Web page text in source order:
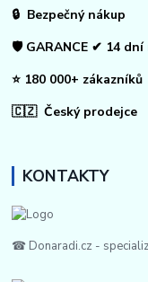
🔒 Bezpečný nákup
🛡️ GARANCE ✔ 14 dní
⭐ 180 000+ zákazníků
🇨🇿 Český prodejce
KONTAKTY
☎ Donaradi.cz -